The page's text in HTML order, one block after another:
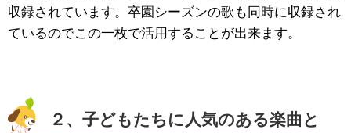
収録されています。卒園シーズンの歌も同時に収録され
ているのでこの一枚で活用することが出来ます。
２、子どもたちに人気のある楽曲と